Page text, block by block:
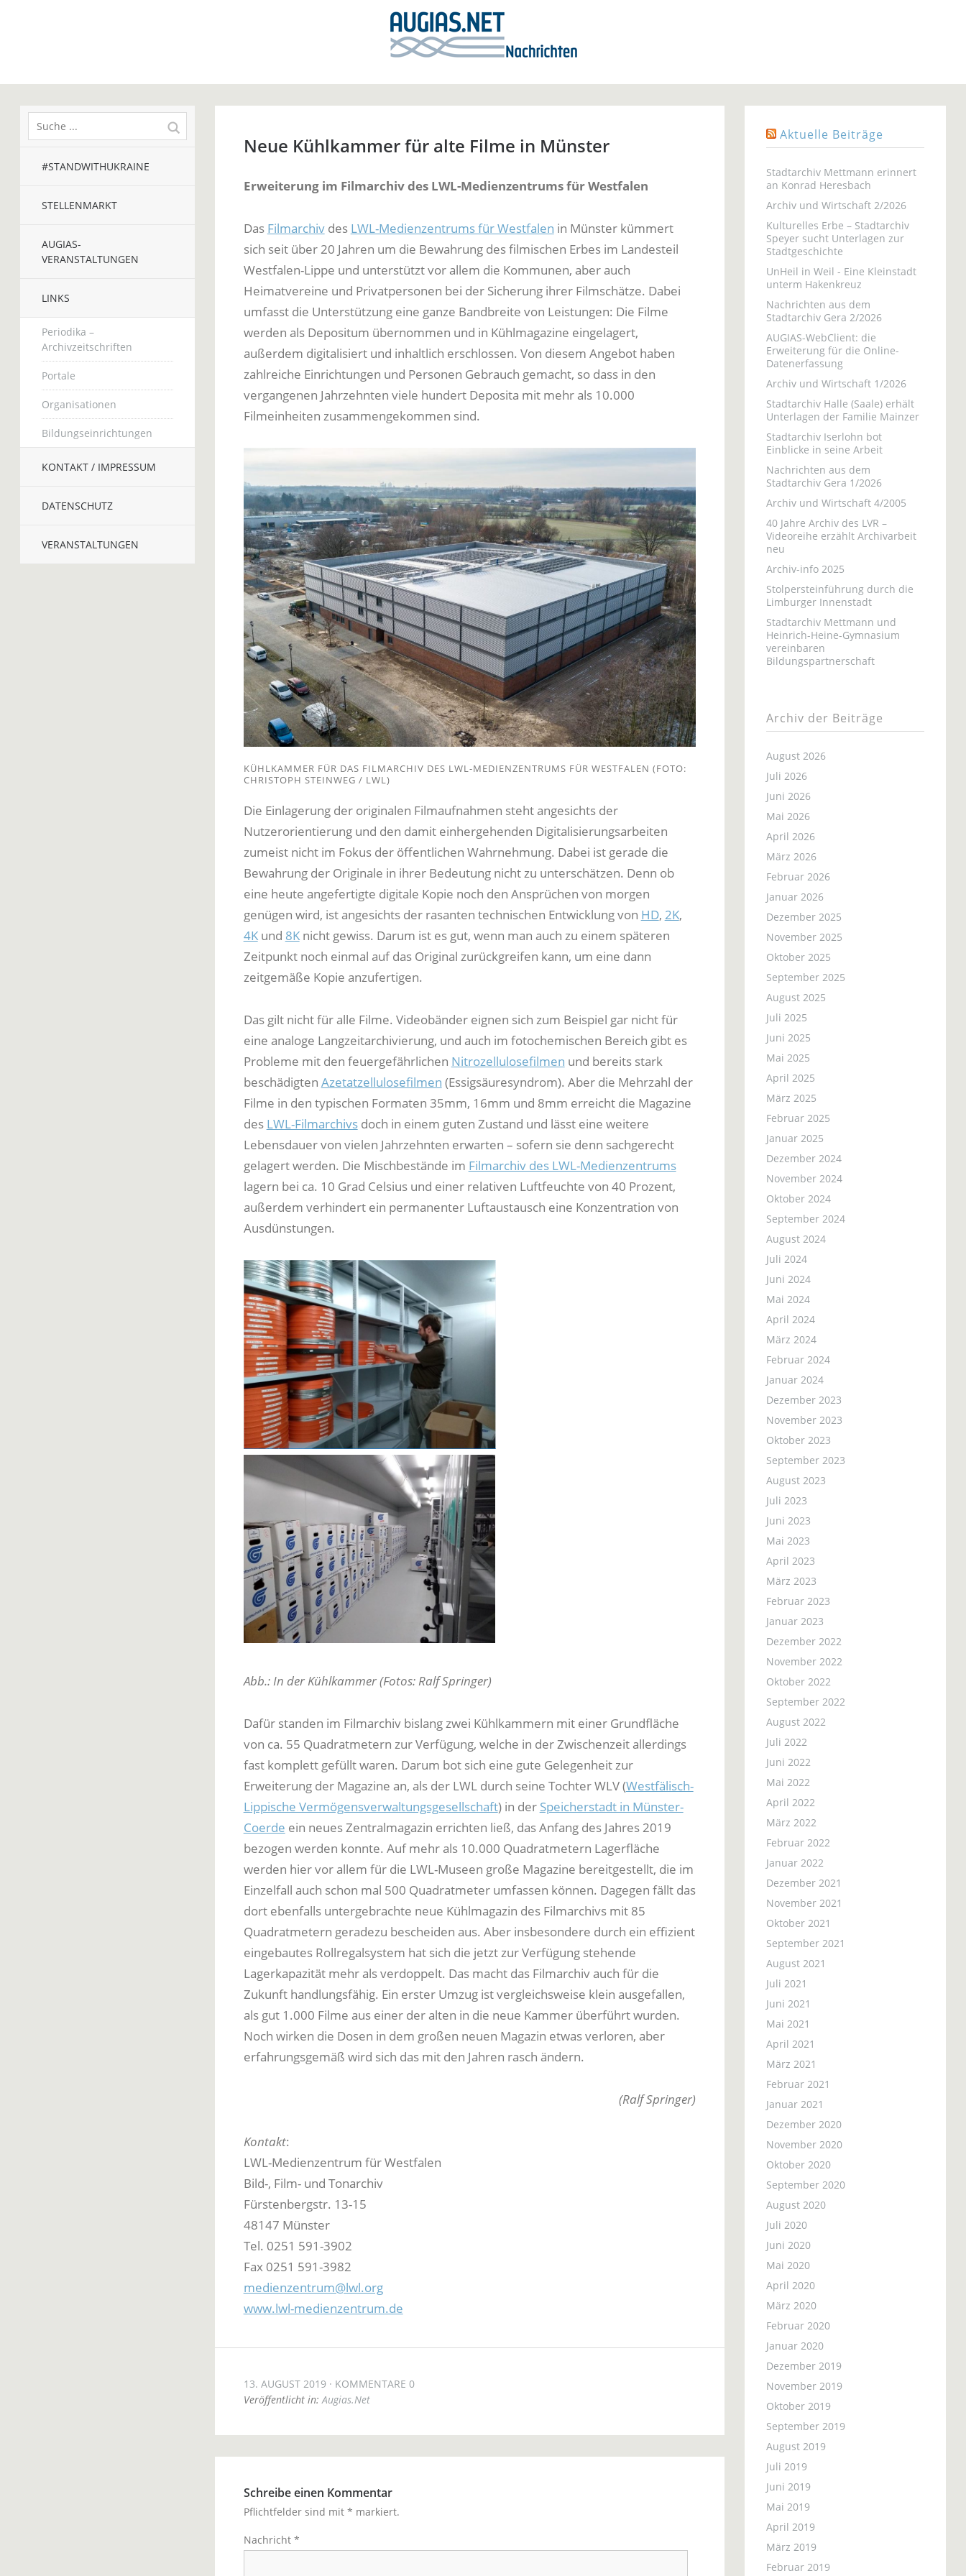
#STANDWITHUKRAINE
STELLENMARKT
AUGIAS-
VERANSTALTUNGEN
LINKS
Periodika –
Archivzeitschriften
Portale
Organisationen
Bildungseinrichtungen
KONTAKT / IMPRESSUM
DATENSCHUTZ
VERANSTALTUNGEN
Neue Kühlkammer für alte Filme in Münster
Erweiterung im Filmarchiv des LWL-Medienzentrums für Westfalen
Das Filmarchivdes LWL-Medienzentrums für Westfalen in Münster kümmert
sich seit über 20 Jahren um die Bewahrung des filmischen Erbes im Landesteil
Westfalen-Lippe und unterstützt vor allem die Kommunen, aber auch
Heimatvereine und Privatpersonen bei der Sicherung ihrer Filmschätze. Dabei
umfasst die Unterstützung eine ganze Bandbreite von Leistungen: Die Filme
werden als Depositum übernommen und in Kühlmagazine eingelagert,
außerdem digitalisiert und inhaltlich erschlossen. Von diesem Angebot haben
zahlreiche Einrichtungen und Personen Gebrauch gemacht, so dass in den
vergangenen Jahrzehnten viele hundert Deposita mit mehr als 10.000
Filmeinheiten zusammengekommen sind.
KÜHLKAMMER FÜR DAS FILMARCHIV DES LWL-MEDIENZENTRUMS FÜR WESTFALEN (FOTO:
CHRISTOPH STEINWEG / LWL)
Die Einlagerung der originalen Filmaufnahmen steht angesichts der
Nutzerorientierung und den damit einhergehenden Digitalisierungsarbeiten
zumeist nicht im Fokus der öffentlichen Wahrnehmung. Dabei ist gerade die
Bewahrung der Originale in ihrer Bedeutung nicht zu unterschätzen. Denn ob
eine heute angefertigte digitale Kopie noch den Ansprüchen von morgen
genügen wird, ist angesichts der rasanten technischen Entwicklung von HD, 2K,
4Kund 8Knicht gewiss. Darum ist es gut, wenn man auch zu einem späteren
Zeitpunkt noch einmal auf das Original zurückgreifen kann, um eine dann
zeitgemäße Kopie anzufertigen.
Das gilt nicht für alle Filme. Videobänder eignen sich zum Beispiel gar nicht für
eine analoge Langzeitarchivierung, und auch im fotochemischen Bereich gibt es
Probleme mit den feuergefährlichen Nitrozellulosefilmen und bereits stark
beschädigten Azetatzellulosefilmen (Essigsäuresyndrom). Aber die Mehrzahl der
Filme in den typischen Formaten 35mm, 16mm und 8mm erreicht die Magazine
des LWL-Filmarchivsdoch in einem guten Zustand und lässt eine weitere
Lebensdauer von vielen Jahrzehnten erwarten – sofern sie denn sachgerecht
gelagert werden. Die Mischbestände im Filmarchiv des LWL-Medienzentrums
lagern bei ca. 10 Grad Celsius und einer relativen Luftfeuchte von 40 Prozent,
außerdem verhindert ein permanenter Luftaustausch eine Konzentration von
Ausdünstungen.
Abb.: In der Kühlkammer (Fotos: Ralf Springer)
Dafür standen im Filmarchiv bislang zwei Kühlkammern mit einer Grundfläche
von ca. 55 Quadratmetern zur Verfügung, welche in der Zwischenzeit allerdings
fast komplett gefüllt waren. Darum bot sich eine gute Gelegenheit zur
Erweiterung der Magazine an, als der LWL durch seine Tochter WLV (Westfälisch-
Lippische Vermögensverwaltungsgesellschaft) in der Speicherstadt in Münster-
Coerde ein neues Zentralmagazin errichten ließ, das Anfang des Jahres 2019
bezogen werden konnte. Auf mehr als 10.000 Quadratmetern Lagerfläche
werden hier vor allem für die LWL-Museen große Magazine bereitgestellt, die im
Einzelfall auch schon mal 500 Quadratmeter umfassen können. Dagegen fällt das
dort ebenfalls untergebrachte neue Kühlmagazin des Filmarchivs mit 85
Quadratmetern geradezu bescheiden aus. Aber insbesondere durch ein effizient
eingebautes Rollregalsystem hat sich die jetzt zur Verfügung stehende
Lagerkapazität mehr als verdoppelt. Das macht das Filmarchiv auch für die
Zukunft handlungsfähig. Ein erster Umzug ist vergleichsweise klein ausgefallen,
als gut 1.000 Filme aus einer der alten in die neue Kammer überführt wurden.
Noch wirken die Dosen in dem großen neuen Magazin etwas verloren, aber
erfahrungsgemäß wird sich das mit den Jahren rasch ändern.
(Ralf Springer)
Kontakt:
LWL-Medienzentrum für Westfalen
Bild-, Film- und Tonarchiv
Fürstenbergstr. 13-15
48147 Münster
Tel. 0251 591-3902
Fax 0251 591-3982
medienzentrum@lwl.org
www.lwl-medienzentrum.de
13. AUGUST 2019
KOMMENTARE 0
Veröffentlicht in:Augias.Net
Schreibe einen Kommentar
Pflichtfelder sind mit * markiert.
Nachricht *
Aktuelle Beiträge
Stadtarchiv Mettmann erinnert
an Konrad Heresbach
Archiv und Wirtschaft 2/2026
Kulturelles Erbe – Stadtarchiv
Speyer sucht Unterlagen zur
Stadtgeschichte
UnHeil in Weil - Eine Kleinstadt
unterm Hakenkreuz
Nachrichten aus dem
Stadtarchiv Gera 2/2026
AUGIAS-WebClient: die
Erweiterung für die Online-
Datenerfassung
Archiv und Wirtschaft 1/2026
Stadtarchiv Halle (Saale) erhält
Unterlagen der Familie Mainzer
Stadtarchiv Iserlohn bot
Einblicke in seine Arbeit
Nachrichten aus dem
Stadtarchiv Gera 1/2026
Archiv und Wirtschaft 4/2005
40 Jahre Archiv des LVR –
Videoreihe erzählt Archivarbeit
neu
Archiv-info 2025
Stolpersteinführung durch die
Limburger Innenstadt
Stadtarchiv Mettmann und
Heinrich-Heine-Gymnasium
vereinbaren
Bildungspartnerschaft
Archiv der Beiträge
August 2026
Juli 2026
Juni 2026
Mai 2026
April 2026
März 2026
Februar 2026
Januar 2026
Dezember 2025
November 2025
Oktober 2025
September 2025
August 2025
Juli 2025
Juni 2025
Mai 2025
April 2025
März 2025
Februar 2025
Januar 2025
Dezember 2024
November 2024
Oktober 2024
September 2024
August 2024
Juli 2024
Juni 2024
Mai 2024
April 2024
März 2024
Februar 2024
Januar 2024
Dezember 2023
November 2023
Oktober 2023
September 2023
August 2023
Juli 2023
Juni 2023
Mai 2023
April 2023
März 2023
Februar 2023
Januar 2023
Dezember 2022
November 2022
Oktober 2022
September 2022
August 2022
Juli 2022
Juni 2022
Mai 2022
April 2022
März 2022
Februar 2022
Januar 2022
Dezember 2021
November 2021
Oktober 2021
September 2021
August 2021
Juli 2021
Juni 2021
Mai 2021
April 2021
März 2021
Februar 2021
Januar 2021
Dezember 2020
November 2020
Oktober 2020
September 2020
August 2020
Juli 2020
Juni 2020
Mai 2020
April 2020
März 2020
Februar 2020
Januar 2020
Dezember 2019
November 2019
Oktober 2019
September 2019
August 2019
Juli 2019
Juni 2019
Mai 2019
April 2019
März 2019
Februar 2019